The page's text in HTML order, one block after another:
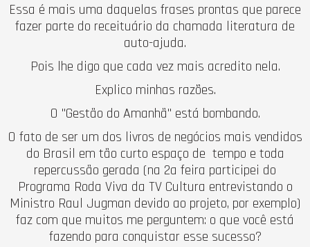
Essa é mais uma daquelas frases prontas que parece
fazer parte do receituário da chamada literatura de
auto-ajuda.
Pois lhe digo que cada vez mais acredito nela.
Explico minhas razões.
O "Gestão do Amanhã" está bombando.
O fato de ser um dos livros de negócios mais vendidos
do Brasil em tão curto espaço de tempo e toda
repercussão gerada (na 2a feira participei do
Programa Roda Viva da TV Cultura entrevistando o
Ministro Raul Jugman devido ao projeto, por exemplo)
faz com que muitos me perguntem: o que você está
fazendo para conquistar esse sucesso?